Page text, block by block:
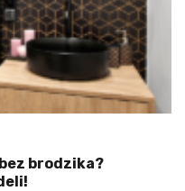
brodzika?